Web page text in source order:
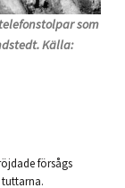
som
Källa:
försågs